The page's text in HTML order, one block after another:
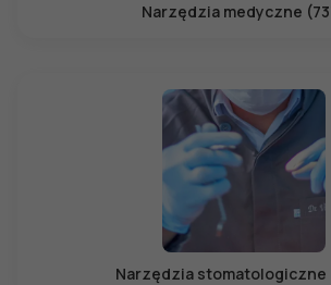
Narzędzia medyczne
Narzędzia stomatologiczne